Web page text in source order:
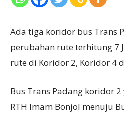
Ada tiga koridor bus Trans
perubahan rute terhitung 7
rute di Koridor 2, Koridor 4
Bus Trans Padang koridor
RTH Imam Bonjol menuju